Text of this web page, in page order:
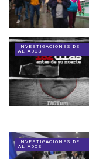
INVESTIGACIONES DE
ALIADOS
INVESTIGACIONES DE
ALIADOS